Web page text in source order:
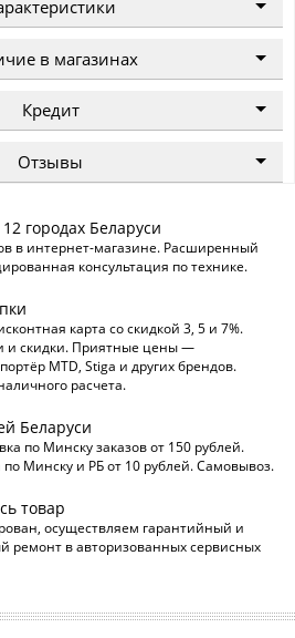
в магазинах
Кредит
Отзывы
городах Беларуси
в интернет-магазине. Расширенный
консультация по технике.
карта со скидкой 3, 5 и 7%.
и скидки. Приятные цены —
MTD, Stiga и других брендов.
расчета.
Беларуси
по Минску заказов от 150 рублей.
по Минску и РБ от 10 рублей. Самовывоз.
товар
осуществляем гарантийный и
ремонт в авторизованных сервисных